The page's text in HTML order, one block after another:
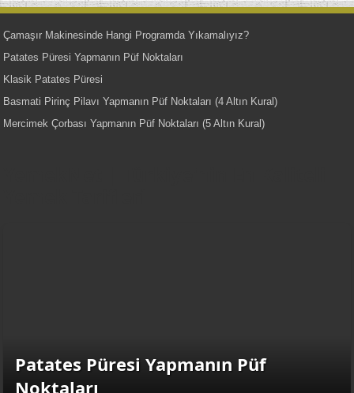
Çamaşır Makinesinde Hangi Programda Yıkamalıyız?
Patates Püresi Yapmanın Püf Noktaları
Klasik Patates Püresi
Basmati Pirinç Pilavı Yapmanın Püf Noktaları (4 Altın Kural)
Mercimek Çorbası Yapmanın Püf Noktaları (5 Altın Kural)
Patates Püresi Yapmanın Püf
Noktaları